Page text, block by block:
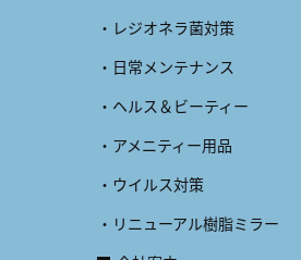
・レジオネラ菌対策
・日常メンテナンス
・ヘルス＆ビーティー
・アメニティー用品
・ウイルス対策
・リニューアル樹脂ミラー